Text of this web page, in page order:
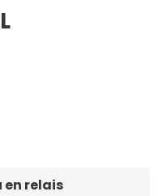
en relais